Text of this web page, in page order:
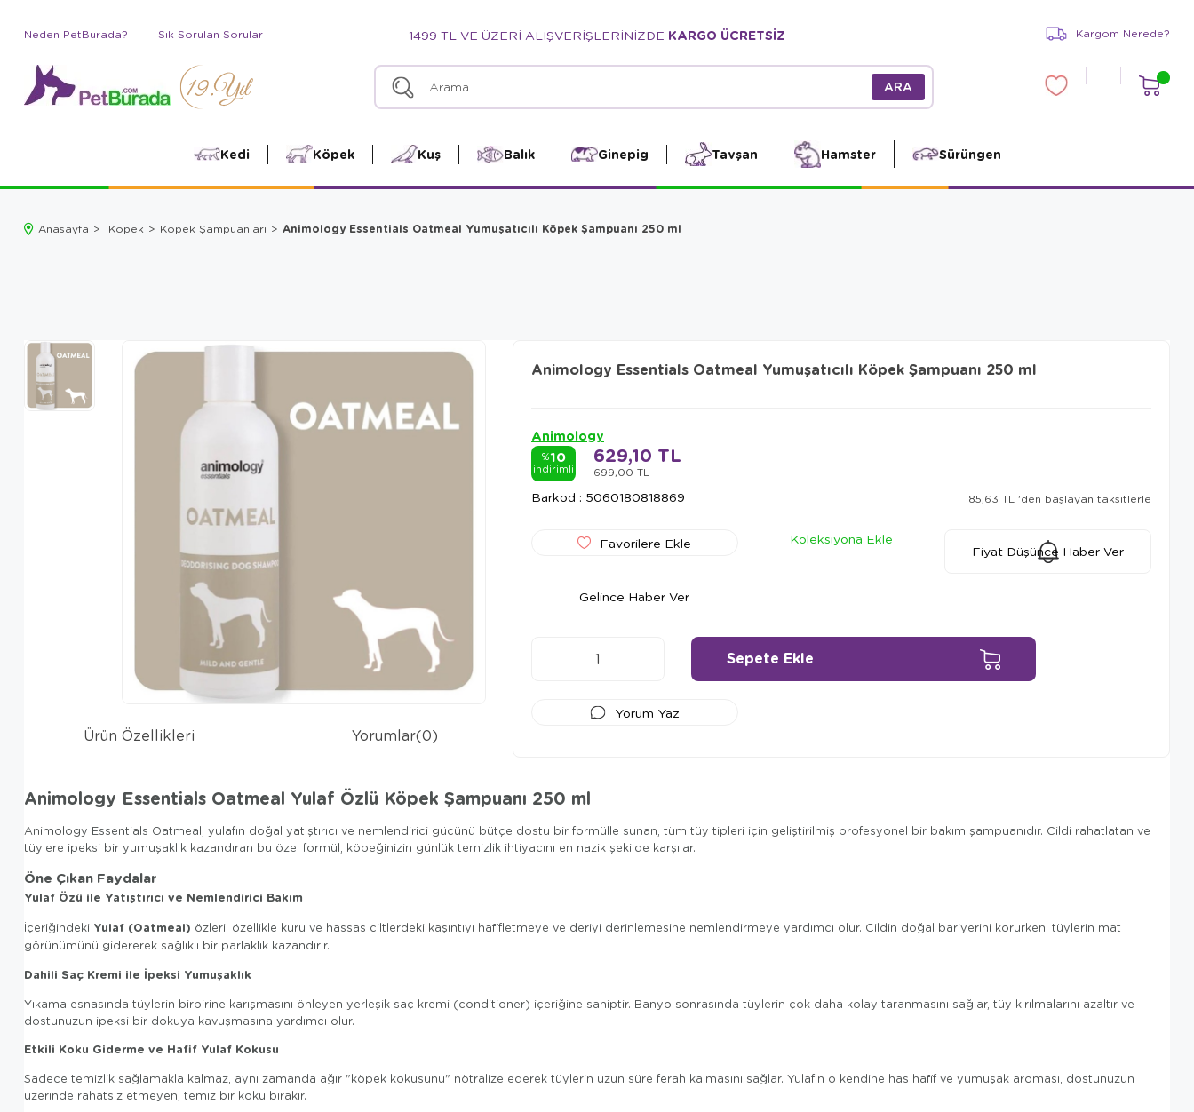
Neden PetBurada? Sık Sorulan Sorular 1499 TL VE ÜZERİ ALIŞVERİŞLERİNİZDE KARGO ÜCRETSİZ Kargom Nerede?
Kedi Köpek Kuş Balık Ginepig Tavşan Hamster Sürüngen
Anasayfa Köpek Köpek Şampuanları Animology Essentials Oatmeal Yumuşatıcılı Köpek Şampuanı 250 ml
Animology Essentials Oatmeal Yumuşatıcılı Köpek Şampuanı 250 ml
Animology
%10
indirimli 699,00 TL
629,10 TL
Barkod : 5060180818869 85,63 TL 'den başlayan taksitlerle
Favorilere Ekle
Koleksiyona Ekle
Fiyat Düşünce Haber Ver
Gelince Haber Ver
Yorum Yaz
Ürün Özellikleri Yorumlar(0)
Animology Essentials Oatmeal Yulaf Özlü Köpek Şampuanı 250 ml
Animology Essentials Oatmeal, yulafın doğal yatıştırıcı ve nemlendirici gücünü bütçe dostu bir formülle sunan, tüm tüy tipleri için geliştirilmiş profesyonel bir bakım şampuanıdır. Cildi rahatlatan ve
tüylere ipeksi bir yumuşaklık kazandıran bu özel formül, köpeğinizin günlük temizlik ihtiyacını en nazik şekilde karşılar.
Öne Çıkan Faydalar
Yulaf Özü ile Yatıştırıcı ve Nemlendirici Bakım
İçeriğindeki Yulaf (Oatmeal) özleri, özellikle kuru ve hassas ciltlerdeki kaşıntıyı hafifletmeye ve deriyi derinlemesine nemlendirmeye yardımcı olur. Cildin doğal bariyerini korurken, tüylerin mat
görünümünü gidererek sağlıklı bir parlaklık kazandırır.
Dahili Saç Kremi ile İpeksi Yumuşaklık
Yıkama esnasında tüylerin birbirine karışmasını önleyen yerleşik saç kremi (conditioner) içeriğine sahiptir. Banyo sonrasında tüylerin çok daha kolay taranmasını sağlar, tüy kırılmalarını azaltır ve
dostunuzun ipeksi bir dokuya kavuşmasına yardımcı olur.
Etkili Koku Giderme ve Hafif Yulaf Kokusu
Sadece temizlik sağlamakla kalmaz, aynı zamanda ağır "köpek kokusunu" nötralize ederek tüylerin uzun süre ferah kalmasını sağlar. Yulafın o kendine has hafif ve yumuşak aroması, dostunuzun
üzerinde rahatsız etmeyen, temiz bir koku bırakır.